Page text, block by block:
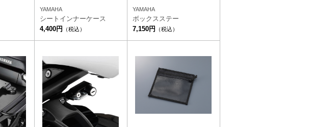
YAMAHA
シートインナーケース
4,400円
（税込）
YAMAHA
ボックスステー
7,150円
（税込）